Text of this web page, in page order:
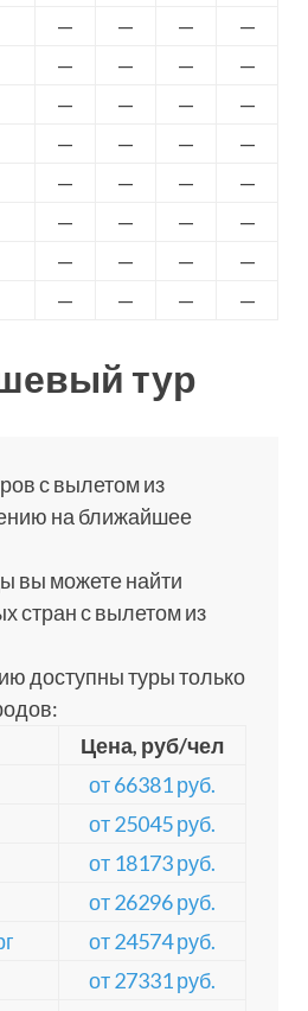
— — —
—
— — —
—
— — —
—
— — —
—
— — —
—
— — —
—
— — —
—
— — — —
тур
с вылетом из
на ближайшее
вы можете найти
стран с вылетом из
доступны туры только
Цена, руб/чел
от 66381 руб.
от 25045 руб.
от 18173 руб.
от 26296 руб.
от 24574 руб.
от 27331 руб.